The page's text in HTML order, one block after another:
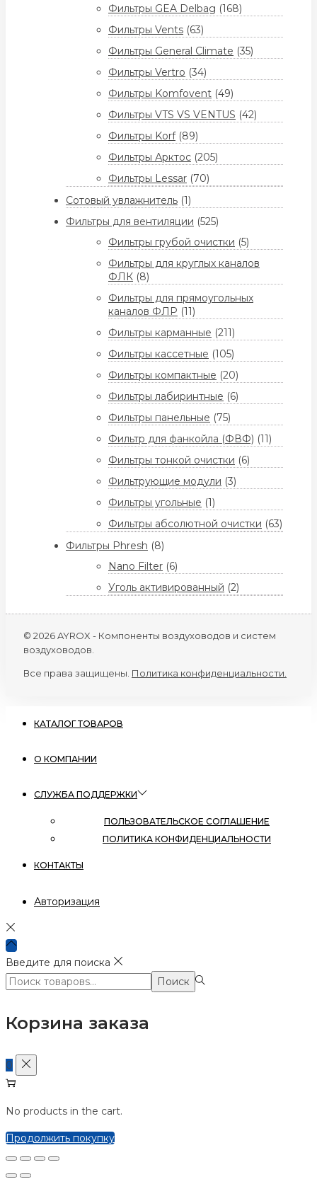
Фильтры GEA Delbag (168)
Фильтры Vents (63)
Фильтры General Climate (35)
Фильтры Vertro (34)
Фильтры Komfovent (49)
Фильтры VTS VS VENTUS (42)
Фильтры Korf (89)
Фильтры Арктос (205)
Фильтры Lessar (70)
Сотовый увлажнитель (1)
Фильтры для вентиляции (525)
Фильтры грубой очистки (5)
Фильтры для круглых каналов
ФЛК (8)
Фильтры для прямоугольных
каналов ФЛР (11)
Фильтры карманные (211)
Фильтры кассетные (105)
Фильтры компактные (20)
Фильтры лабиринтные (6)
Фильтры панельные (75)
Фильтр для фанкойла (ФВФ) (11)
Фильтры тонкой очистки (6)
Фильтрующие модули (3)
Фильтры угольные (1)
Фильтры абсолютной очистки (63)
Фильтры Phresh (8)
Nano Filter (6)
Уголь активированный (2)
© 2026 AYROX - Компоненты воздуховодов и систем
воздуховодов.
Все права защищены. Политика конфиденциальности.
КАТАЛОГ ТОВАРОВ
О КОМПАНИИ
СЛУЖБА ПОДДЕРЖКИ
ПОЛЬЗОВАТЕЛЬСКОЕ СОГЛАШЕНИЕ
ПОЛИТИКА КОНФИДЕНЦИАЛЬНОСТИ
КОНТАКТЫ
Авторизация
Введите для поиска
Поиск:>
Поиск
Корзина заказа
0
No products in the cart.
Продолжить покупку